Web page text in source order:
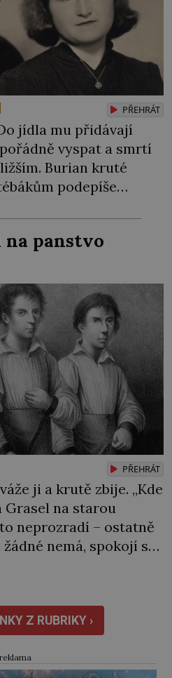
PŘEHRÁT
jídla mu přidávají
vyspat a smrtí
Burian kruté
podepíše
na něj během výslechů
ani psychický nátlak.
chce být knězem a
na panstvo
PŘEHRÁT
ji a krutě zbije. „Kde
Grasel na starou
neprozradí – ostatně
nemá, spokojí se
činy budí hrůzu ještě
[…]Z RUBRIKY ›
reklama